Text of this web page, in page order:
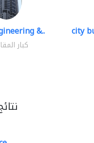
&..
كبار
city